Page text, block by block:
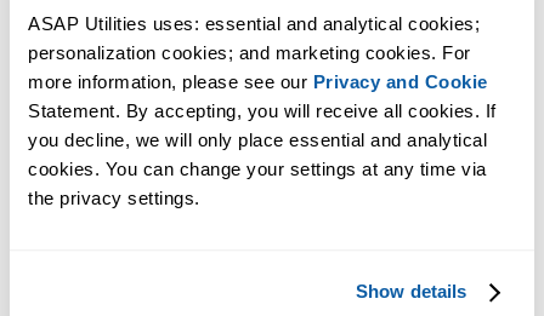
ASAP Utilities uses: essential and analytical cookies;
personalization cookies; and marketing cookies. For
more information, please see our Privacy and Cookie
Statement. By accepting, you will receive all cookies. If
you decline, we will only place essential and analytical
cookies. You can change your settings at any time via
the privacy settings.
Show details
Praktische Tools, die viele Excel-Nutzer in Excel vermissen.
Zeit sparen in Excel. Schnell und einfach.
ASAP Utilities hilft Ihnen, Zeit zu sparen und Dinge zu tun, die mit